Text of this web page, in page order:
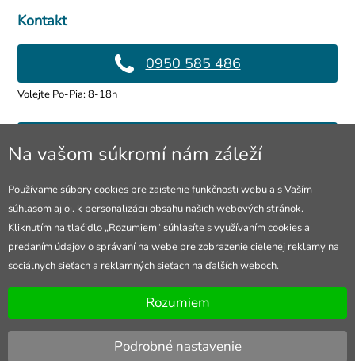
Kontakt
0950 585 486
Volejte Po-Pia: 8-18h
info@4lol.cz
Predajňa v Ostrave
28. října 250, Ostrava
Otevřeno Po-Pia: 10-18h
Na vašom súkromí nám záleží
Používame súbory cookies pre zaistenie funkčnosti webu a s Vaším
súhlasom aj oi. k personalizácii obsahu našich webových stránok.
Kliknutím na tlačidlo „Rozumiem“ súhlasíte s využívaním cookies a
predaním údajov o správaní na webe pre zobrazenie cielenej reklamy na
sociálnych sieťach a reklamných sieťach na ďalších weboch.
Rozumiem
Podrobné nastavenie